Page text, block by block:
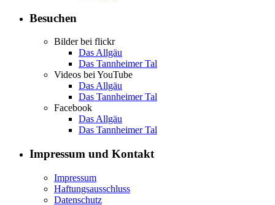
Besuchen
Bilder bei flickr
Das Allgäu
Das Tannheimer Tal
Videos bei YouTube
Das Allgäu
Das Tannheimer Tal
Facebook
Das Allgäu
Das Tannheimer Tal
Impressum und Kontakt
Impressum
Haftungsausschluss
Datenschutz